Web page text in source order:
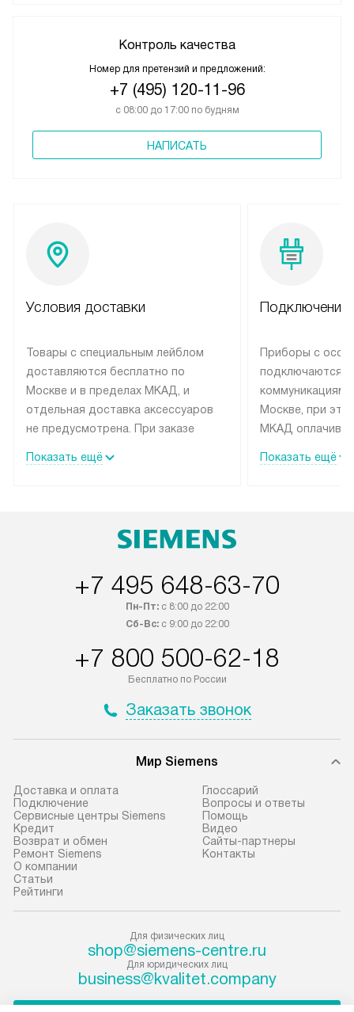
Контроль качества
Номер для претензий и предложений:
+7 (495) 120-11-96
с 08:00 до 17:00 по будням
НАПИСАТЬ
Условия доставки
Товары с специальным лейблом
доставляются бесплатно по
Москве и в пределах МКАД, и
отдельная доставка аксессуаров
не предусмотрена. При заказе
рекомендуем обсудить с
быть отправлены покупателю в
интересен товар «Под заказ»,
обсудите возможность его
приобретения с менеджером сайта.
доставляются бесплатно по
Москве в пределах МКАД, и
не предусмотрена.
доставки доставит упакованный
требуется переместить прибор
до двери квартиры или до места
установки, пожалуйста,
предварительно согласуйте это
с менеджером. За данную услугу
взимается дополнительная плата.
они не позволяют пронести чего
через дверной проем,
то сотрудники транспортной
Показать ещё
Подключение
Приборы с
подключаются к
коммуникациям
Москве, при
МКАД
партнера
монтажу
материалы.
Стандартная
и
а затем
к
Показать ещё
+7 495 648-63-70
Пн-Пт:с 8:00 до 22:00
Сб-Вс:с 9:00 до 22:00
+7 800 500-62-18
Бесплатно по России
Заказать звонок
Мир Siemens
Доставка и оплата
Подключение
Сервисные центры Siemens
Кредит
Возврат и обмен
Ремонт Siemens
О компании
Статьи
Рейтинги
Глоссарий
Вопросы и ответы
Помощь
Видео
Сайты-партнеры
Контакты
Для физических лиц
shop@siemens-centre.ru
Для юридических лиц
business@kvalitet.company